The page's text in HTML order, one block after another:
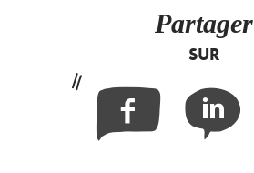
Partager
SUR